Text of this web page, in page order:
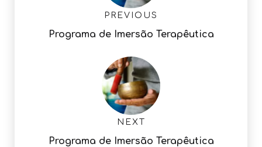
PREVIOUS
Programa de Imersão Terapêutica
NEXT
Programa de Imersão Terapêutica